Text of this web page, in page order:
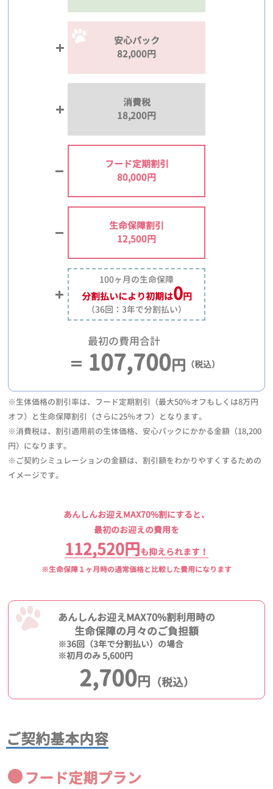
安心パック
82,000円
消費税
18,200円
フード定期割引
80,000円
生命保障割引
12,500円
100ヶ月の生命保障
分割払いにより初期は0円
（36回：3年で分割払い）
最初の費用合計
107,700円 （税込）
※生体価格の割引率は、フード定期割引（最大50％オフもしくは8万円
オフ）と生命保障割引（さらに25％オフ）となります。
※消費税は、割引適用前の生体価格、安心パックにかかる金額（18,200
円）になります。
※ご契約シミュレーションの金額は、割引額をわかりやすくするための
イメージです。
あんしんお迎えMAX70%割にすると、
最初のお迎えの費用を
112,520円も抑えられます！
※生命保障１ヶ月時の通常価格と比較した費用になります
あんしんお迎えMAX70%割利用時の
生命保障の月々のご負担額
※36回（3年で分割払い）の場合
※初月のみ 5,600円
2,700円 （税込）
ご契約基本内容
フード定期プラン